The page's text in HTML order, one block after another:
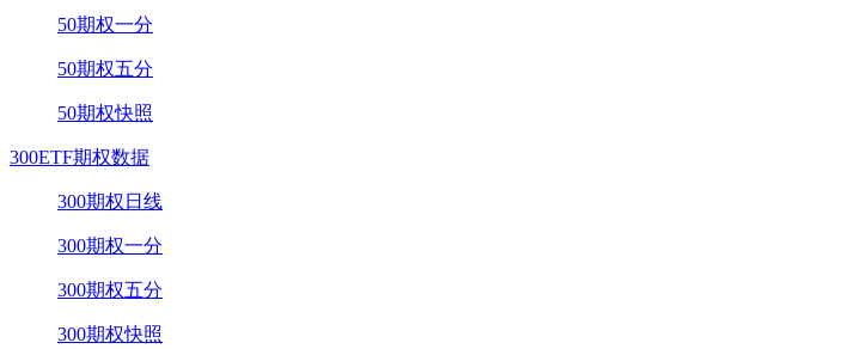
50期权一分
50期权五分
50期权快照
300ETF期权数据
300期权日线
300期权一分
300期权五分
300期权快照